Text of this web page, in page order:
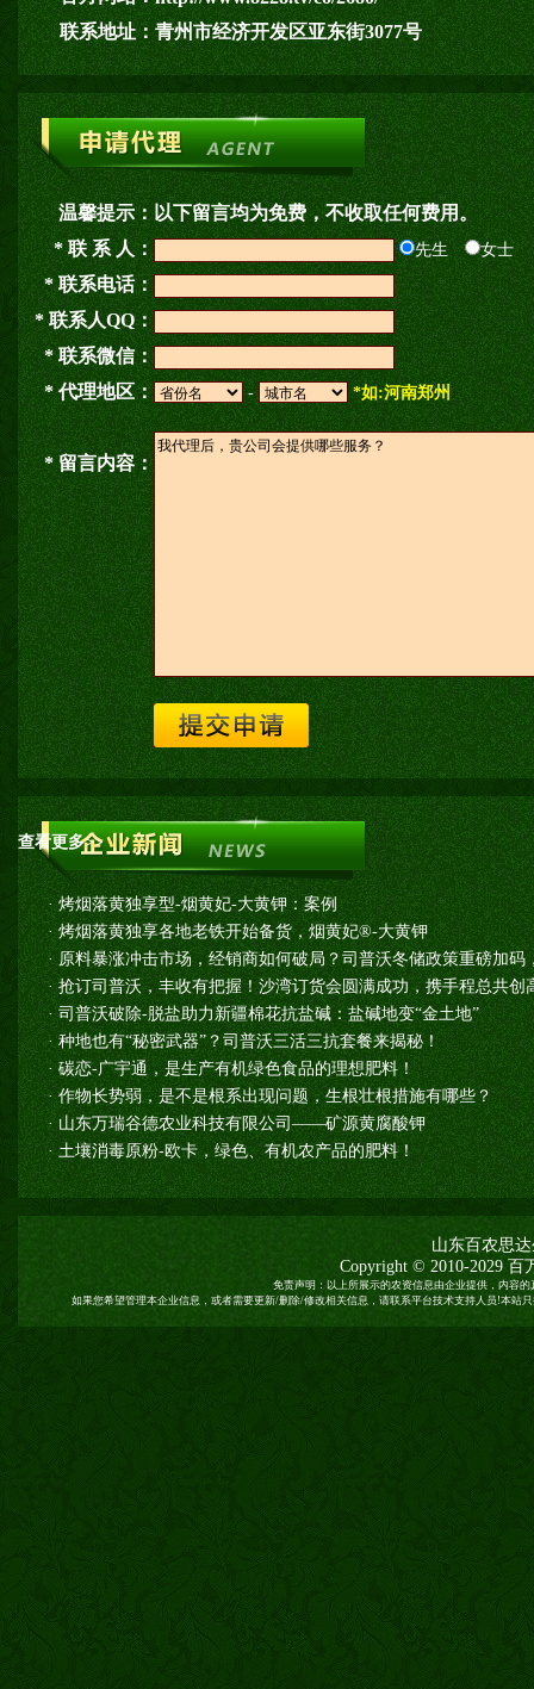
联系地址：青州市经济开发区亚东街3077号
温馨提示：以下留言均为免费，不收取任何费用。
* 联 系 人：
先生 女士
* 联系电话：
* 联系人QQ：
* 联系微信：
* 代理地区：
- *如:河南郑州
* 留言内容：
查看更多>>
·烤烟落黄独享型-烟黄妃-大黄钾：案例
·烤烟落黄独享各地老铁开始备货，烟黄妃®-大黄钾
· 原料暴涨冲击市场，经销商如何破局？司普沃冬储政策重磅加码
·抢订司普沃，丰收有把握！沙湾订货会圆满成功，携手程总共创
·司普沃破除-脱盐助力新疆棉花抗盐碱：盐碱地变“金土地”
·种地也有“秘密武器”？司普沃三活三抗套餐来揭秘！
·碳恋-广宇通，是生产有机绿色食品的理想肥料！
·作物长势弱，是不是根系出现问题，生根壮根措施有哪些？
·山东万瑞谷德农业科技有限公司——矿源黄腐酸钾
·土壤消毒原粉-欧卡，绿色、有机农产品的肥料！
山东百农思
Copyright © 2010-2029 百
免责声明：以上所展示的农资信息由企业提供，内容
如果您希望管理本企业信息，或者需要更新/删除/修改相关信息，请联系平台技术支持人员!本站